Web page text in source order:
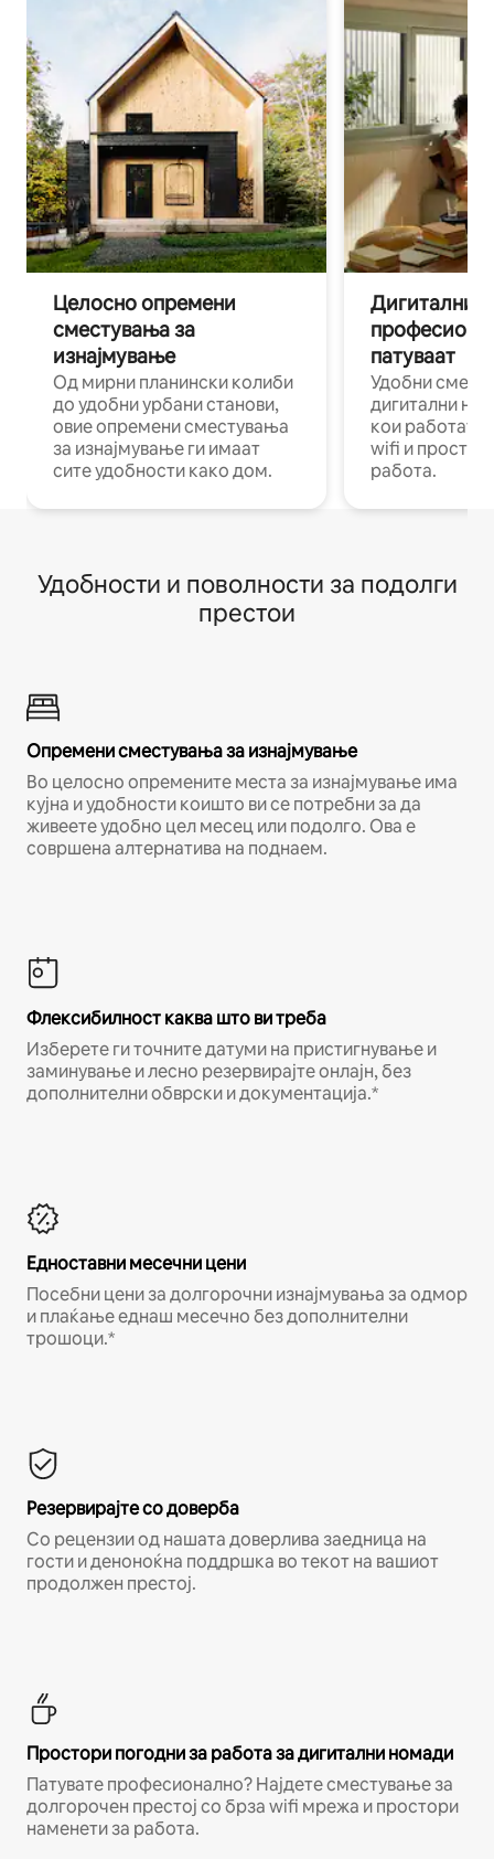
Целосно опремени
сместувања за
изнајмување
Од мирни планински колиби
до удобни урбани станови,
овие опремени сместувања
за изнајмување ги имаат
сите удобности како дом.
Дигитални
патуваат
Удобни
дигитални
кои работат
wifi и
работа.
Удобности и поволности за подолги
престои
Опремени сместувања за изнајмување
Во целосно опремените места за изнајмување има
кујна и удобности коишто ви се потребни за да
живеете удобно цел месец или подолго. Ова е
совршена алтернатива на поднаем.
Флексибилност каква што ви треба
Изберете ги точните датуми на пристигнување и
заминување и лесно резервирајте онлајн, без
дополнителни обврски и документација.*
Едноставни месечни цени
Посебни цени за долгорочни изнајмувања за одмор
и плаќање еднаш месечно без дополнителни
трошоци.*
Резервирајте со доверба
Со рецензии од нашата доверлива заедница на
гости и деноноќна поддршка во текот на вашиот
продолжен престој.
Простори погодни за работа за дигитални номади
Патувате професионално? Најдете сместување за
долгорочен престој со брза wifi мрежа и простори
наменети за работа.